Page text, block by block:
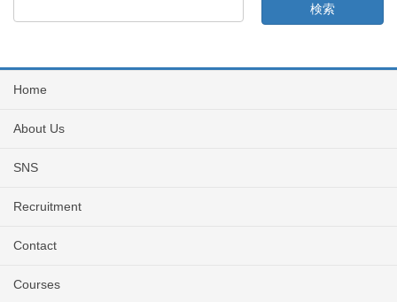
Home
About Us
SNS
Recruitment
Contact
Courses